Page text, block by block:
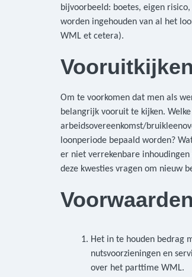
bijvoorbeeld: boetes, eigen
worden ingehouden van al het
WML et cetera).
Vooruitkijken
Om te voorkomen dat men als
belangrijk vooruit te kijken.
arbeidsovereenkomst/
loonperiode bepaald worden?
er niet verrekenbare inhoudingen
deze kwesties vragen om nieuw
Het in te houden bedrag
nutsvoorzieningen en
over het parttime WML.